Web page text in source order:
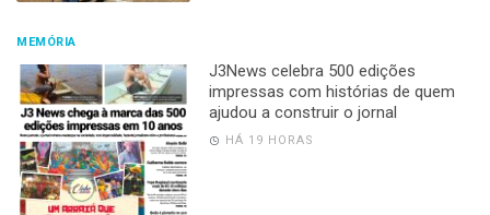
MEMÓRIA
J3News celebra 500 edições
impressas com histórias de quem
ajudou a construir o jornal
HÁ 19 HORAS